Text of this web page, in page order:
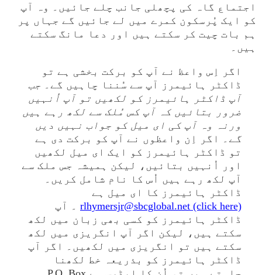
اجتماع گاہ کی پچھلی جانب چلے جائیں۔ وہ آپ
کو ایک پُرسکون کمرے میں لے جائیں گے جہاں پر
ہم بات چیت کر سکتے ہیں اور دعا مانگ سکتے
ہیں۔
اگر اِس واعظ نے آپ کو برکت بخشی ہے تو
ڈاکٹر ہائیمرز آپ سے سُننا چاہیں گے۔ جب
آپ ڈاکٹر ہائیمرز کو لکھیں تو آپ اُنہیں
ضرور بتائیں کہ آپ کس مُلک سے لکھ رہے ہیں
ورنہ وہ آپ کی ای میل کو جواب نہیں دیں
گے ۔ اگر اِن واعظوں نے آپ کو برکت دی ہے
تو ڈاکٹر ہائیمرز کو ایک ای میل لکھیں
اور اُنہیں بتائیں، لیکن ہمیشہ جس ملک سے
آپ لکھ رہے ہیں اُس کا نام شامل کریں۔
ڈاکٹر ہائیمرز کا ای میل ہے
rlhymersjr@sbcglobal.net (click here) ۔ آپ
ڈاکٹر ہائیمرز کو کسی بھی زبان میں لکھ
سکتے ہیں، لیکن اگر آپ انگریزی میں لکھ
سکتے ہیں تو انگریزی میں لکھیں۔ اگر آپ
ڈاکٹر ہائیمرز کو بذریعہ خط لکھنا